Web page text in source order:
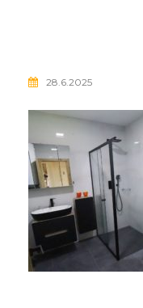
28.6.2025